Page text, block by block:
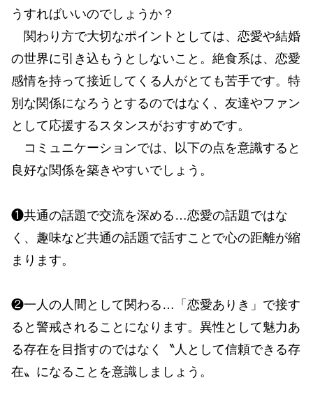
うすればいいのでしょうか？
関わり方で大切なポイントとしては、恋愛や結婚
の世界に引き込もうとしないこと。絶食系は、恋愛
感情を持って接近してくる人がとても苦手です。特
別な関係になろうとするのではなく、友達やファン
として応援するスタンスがおすすめです。
コミュニケーションでは、以下の点を意識すると
良好な関係を築きやすいでしょう。
❶共通の話題で交流を深める…恋愛の話題ではな
く、趣味など共通の話題で話すことで心の距離が縮
まります。
❷一人の人間として関わる…「恋愛ありき」で接す
ると警戒されることになります。異性として魅力あ
る存在を目指すのではなく〝人として信頼できる存
在〟になることを意識しましょう。